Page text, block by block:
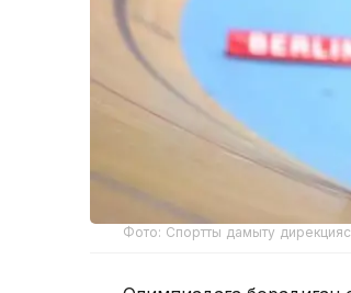
Фото: Спортты дамыту